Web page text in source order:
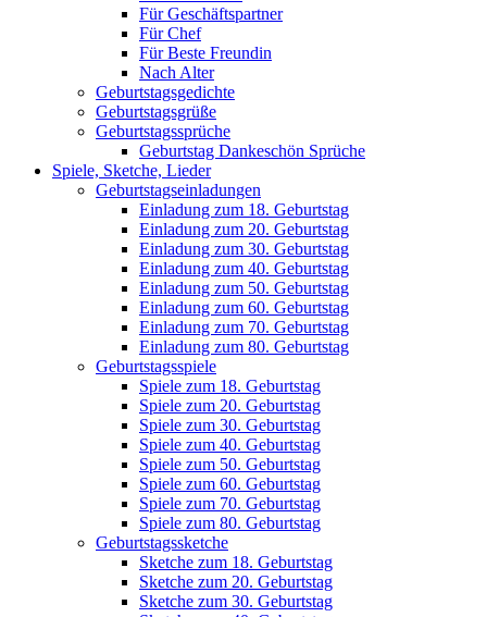
Für Geschäftspartner
Für Chef
Für Beste Freundin
Nach Alter
Geburtstagsgedichte
Geburtstagsgrüße
Geburtstagssprüche
Geburtstag Dankeschön Sprüche
Spiele, Sketche, Lieder
Geburtstagseinladungen
Einladung zum 18. Geburtstag
Einladung zum 20. Geburtstag
Einladung zum 30. Geburtstag
Einladung zum 40. Geburtstag
Einladung zum 50. Geburtstag
Einladung zum 60. Geburtstag
Einladung zum 70. Geburtstag
Einladung zum 80. Geburtstag
Geburtstagsspiele
Spiele zum 18. Geburtstag
Spiele zum 20. Geburtstag
Spiele zum 30. Geburtstag
Spiele zum 40. Geburtstag
Spiele zum 50. Geburtstag
Spiele zum 60. Geburtstag
Spiele zum 70. Geburtstag
Spiele zum 80. Geburtstag
Geburtstagssketche
Sketche zum 18. Geburtstag
Sketche zum 20. Geburtstag
Sketche zum 30. Geburtstag